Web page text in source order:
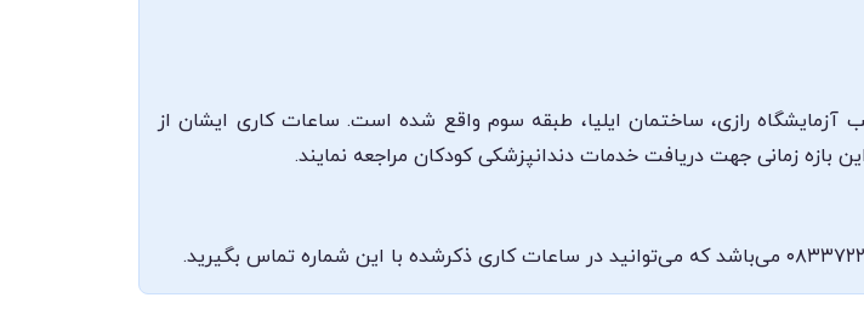
رازی، ساختمان ایلیا، طبقه سوم واقع شده است. ساعات کاری ایشان از